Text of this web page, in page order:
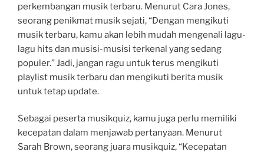
perkembangan musik terbaru. Menurut Cara Jones,
seorang penikmat musik sejati, “Dengan mengikuti
musik terbaru, kamu akan lebih mudah mengenali lagu-
lagu hits dan musisi-musisi terkenal yang sedang
populer.” Jadi, jangan ragu untuk terus mengikuti
playlist musik terbaru dan mengikuti berita musik
untuk tetap update.
Sebagai peserta musikquiz, kamu juga perlu memiliki
kecepatan dalam menjawab pertanyaan. Menurut
Sarah Brown, seorang juara musikquiz, “Kecepatan